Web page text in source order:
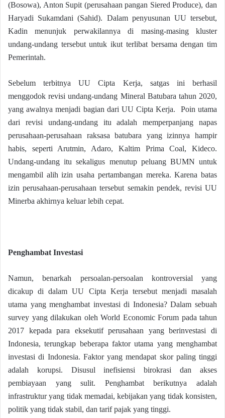
(Bosowa), Anton Supit (perusahaan pangan Siered Produce), dan
Haryadi Sukamdani (Sahid). Dalam penyusunan UU tersebut,
Kadin menunjuk perwakilannya di masing-masing kluster
undang-undang tersebut untuk ikut terlibat bersama dengan tim
Pemerintah.
Sebelum terbitnya UU Cipta Kerja, satgas ini berhasil
menggodok revisi undang-undang Mineral Batubara tahun 2020,
yang awalnya menjadi bagian dari UU Cipta Kerja. Poin utama
dari revisi undang-undang itu adalah memperpanjang napas
perusahaan-perusahaan raksasa batubara yang izinnya hampir
habis, seperti Arutmin, Adaro, Kaltim Prima Coal, Kideco.
Undang-undang itu sekaligus menutup peluang BUMN untuk
mengambil alih izin usaha pertambangan mereka. Karena batas
izin perusahaan-perusahaan tersebut semakin pendek, revisi UU
Minerba akhirnya keluar lebih cepat.
Penghambat Investasi
Namun, benarkah persoalan-persoalan kontroversial yang
dicakup di dalam UU Cipta Kerja tersebut menjadi masalah
utama yang menghambat investasi di Indonesia? Dalam sebuah
survey yang dilakukan oleh World Economic Forum pada tahun
2017 kepada para eksekutif perusahaan yang berinvestasi di
Indonesia, terungkap beberapa faktor utama yang menghambat
investasi di Indonesia. Faktor yang mendapat skor paling tinggi
adalah korupsi. Disusul inefisiensi birokrasi dan akses
pembiayaan yang sulit. Penghambat berikutnya adalah
infrastruktur yang tidak memadai, kebijakan yang tidak konsisten,
politik yang tidak stabil, dan tarif pajak yang tinggi.